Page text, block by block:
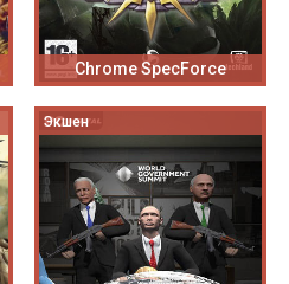
Chrome SpecForce
Экшен